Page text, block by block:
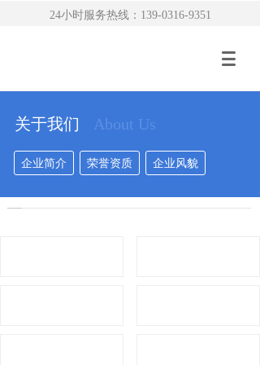
24小时服务热线：139-0316-9351
关于我们 About Us
企业简介 荣誉资质 企业风貌